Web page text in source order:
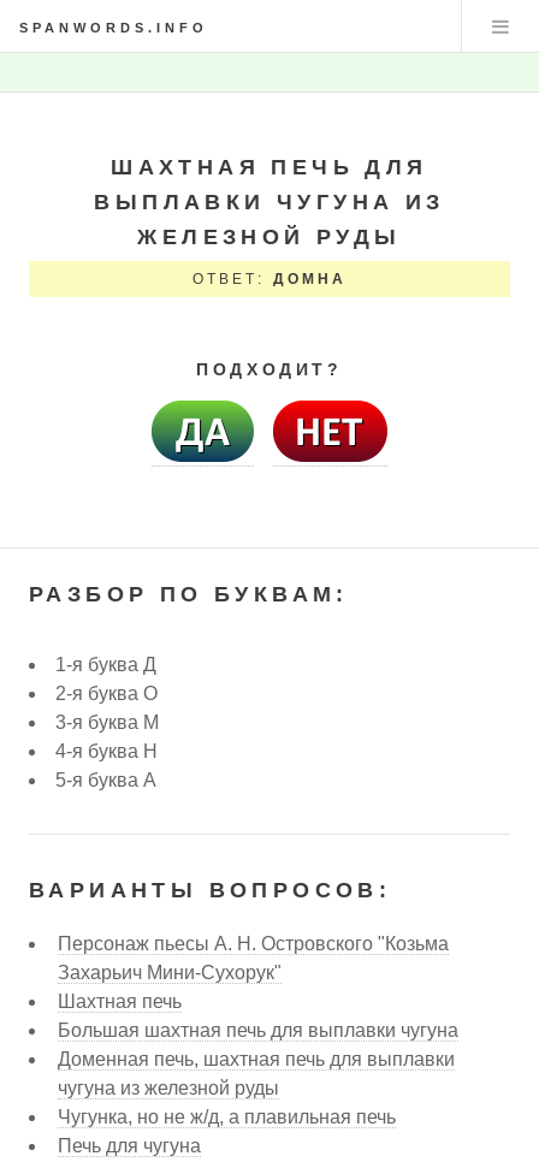
SPANWORDS.INFO
ШАХТНАЯ ПЕЧЬ ДЛЯ
ВЫПЛАВКИ ЧУГУНА ИЗ
ЖЕЛЕЗНОЙ РУДЫ
ОТВЕТ: ДОМНА
ПОДХОДИТ?
РАЗБОР ПО БУКВАМ:
1-я буква Д
2-я буква О
3-я буква М
4-я буква Н
5-я буква А
ВАРИАНТЫ ВОПРОСОВ:
Персонаж пьесы А. Н. Островского "Козьма
Захарьич Мини-Сухорук"
Шахтная печь
Большая шахтная печь для выплавки чугуна
Доменная печь, шахтная печь для выплавки
чугуна из железной руды
Чугунка, но не ж/д, а плавильная печь
Печь для чугуна